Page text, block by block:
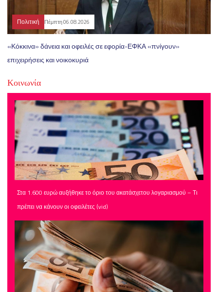
Πολιτική Πέμπτη 06.08.2026
«Κόκκινα» δάνεια και οφειλές σε εφορία-ΕΦΚΑ «πνίγουν»
επιχειρήσεις και νοικοκυριά
Κοινωνία
Στα 1.600 ευρώ αυξήθηκε το όριο του ακατάσχετου λογαριασμού – Τι
πρέπει να κάνουν οι οφειλέτες (vid)